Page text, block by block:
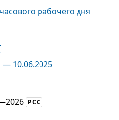
рабочего дня
— 10.06.2025
РСС